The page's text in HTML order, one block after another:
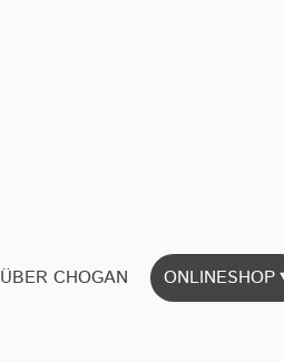
ÜBER CHOGAN ONLINESHOP